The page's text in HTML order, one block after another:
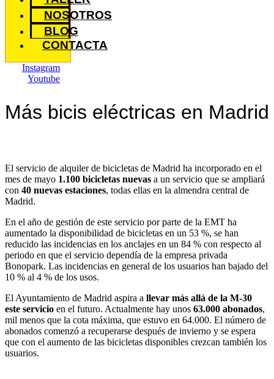
NOSOTROS
BLOG
CONTACTA
Instagram
Youtube
Más bicis eléctricas en Madrid
El servicio de alquiler de bicicletas de Madrid ha incorporado en el
mes de mayo 1.100 bicicletas nuevas a un servicio que se ampliará
con 40 nuevas estaciones, todas ellas en la almendra central de
Madrid.
En el año de gestión de este servicio por parte de la EMT ha
aumentado la disponibilidad de bicicletas en un 53 %, se han
reducido las incidencias en los anclajes en un 84 % con respecto al
periodo en que el servicio dependía de la empresa privada
Bonopark. Las incidencias en general de los usuarios han bajado del
10 % al 4 % de los usos.
El Ayuntamiento de Madrid aspira a llevar más allá de la M-30
este servicio en el futuro. Actualmente hay unos 63.000 abonados,
mil menos que la cota máxima, que estuvo en 64.000. El número de
abonados comenzó a recuperarse después de invierno y se espera
que con el aumento de las bicicletas disponibles crezcan también los
usuarios.